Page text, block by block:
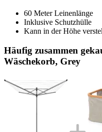
60 Meter Leinenlänge
Inklusive Schutzhülle
Kann in der Höhe
Häufig zusammen
Wäschekorb, Grey